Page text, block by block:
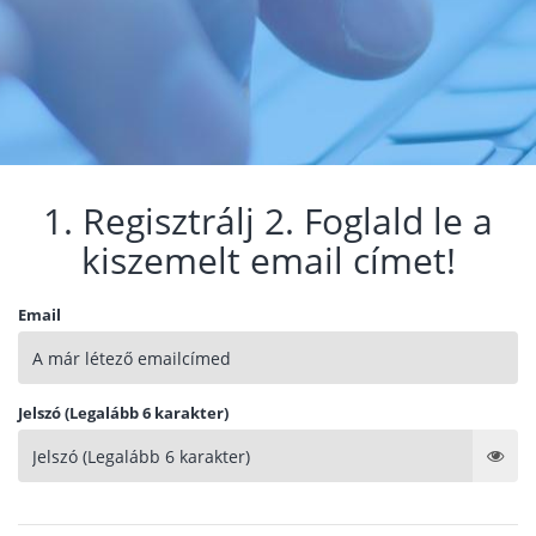
1. Regisztrálj 2. Foglald le a
kiszemelt email címet!
Email
Jelszó (Legalább 6 karakter)